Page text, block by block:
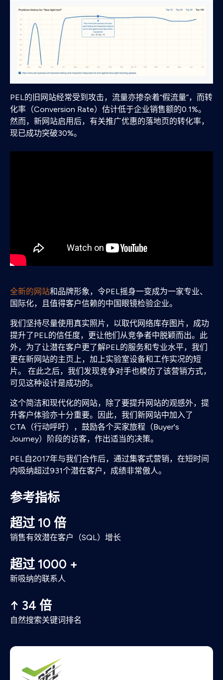
PEL的旧网站经常受到攻击，流量亦掺杂着“假流量”，而转
化率（Conversion Rate）估计低于企业销售额的0.1%。
然而，新网站启用后，有关推广优惠的落地页的转化率，
现已成功突破30%。
全新的网站和品牌形象，令PEL摇身一变成为一家专业、
国际化，且值得客户信赖的中国眼镜检验企业。
我们坚持尽量使用真实照片，以取代网络库存图片，成功
提升了PEL的信任度，更让他们从竞争者中脱颖而出。此
外，为了让潜在客户更了解PEL的服务和专业水平，我们
更在新网站的主页上，加上实验室设备和工作实况的短
片。 在此之后，我们发现竞争对手也模仿了该营销方式，
可见这种设计是成功的。
这个简洁和现代化的网站，除了要提升网站的观感外，提
升客户体验亦十分重要。因此，我们新网站中加入了
CTA（行动呼吁），鼓励各个买家旅程（Buyer's
Journey）阶段的访客，作出适当的决策。
PEL自2017年与我们合作后，通过集客式营销，在短时间
内吸纳超过931个潜在客户，成绩非常傲人。
参考指标
超过 10 倍
销售有效潜在客户（SQL）增长
超过 1000 +
新吸纳的联系人
↑ 34 倍
自然搜索关键词排名